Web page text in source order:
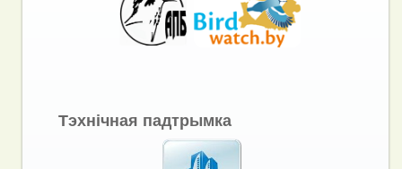
Тэхнічная падтрымка